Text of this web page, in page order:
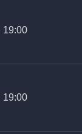
19:00
19:00